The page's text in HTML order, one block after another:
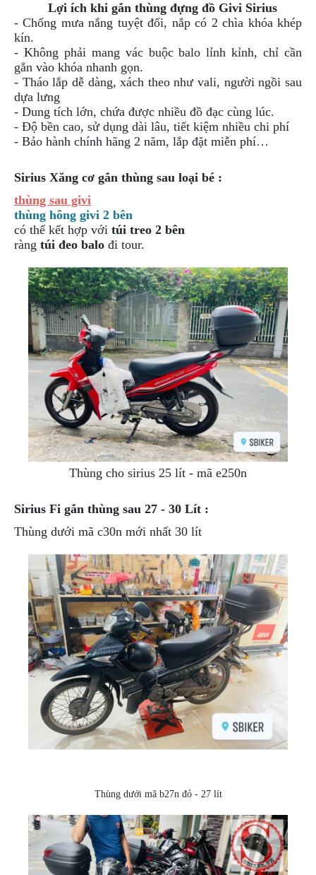
Lợi ích khi gắn thùng đựng đồ Givi Sirius
- Chống mưa nắng tuyệt đối, nắp có 2 chìa khóa khép
kín.
- Không phải mang vác buộc balo lỉnh kỉnh, chỉ cần
gắn vào khóa nhanh gọn.
- Tháo lắp dễ dàng, xách theo như vali, người ngồi sau
dựa lưng
- Dung tích lớn, chứa được nhiều đồ đạc cùng lúc.
- Độ bền cao, sử dụng dài lâu, tiết kiệm nhiều chi phí
- Bảo hành chính hãng 2 năm, lắp đặt miễn phí…
Sirius Xăng cơ gắn thùng sau loại bé :
thùng sau givi
thùng hông givi 2 bên
có thể kết hợp với túi treo 2 bên
ràng túi đeo balo đi tour.
Thùng cho sirius 25 lít - mã e250n
Sirius Fi gắn thùng sau 27 - 30 Lít :
Thùng dưới mã c30n mới nhất 30 lít
Thùng dưới mã b27n đỏ - 27 lít